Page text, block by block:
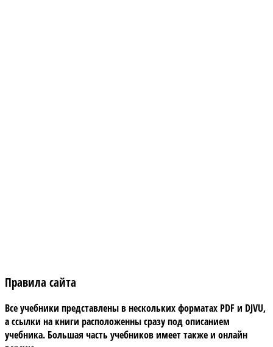
Правила сайта
Все учебники представлены в нескольких форматах PDF и DJVU,
а ссылки на книги расположенны сразу под описанием
учебника. Большая часть учебников имеет также и онлайн